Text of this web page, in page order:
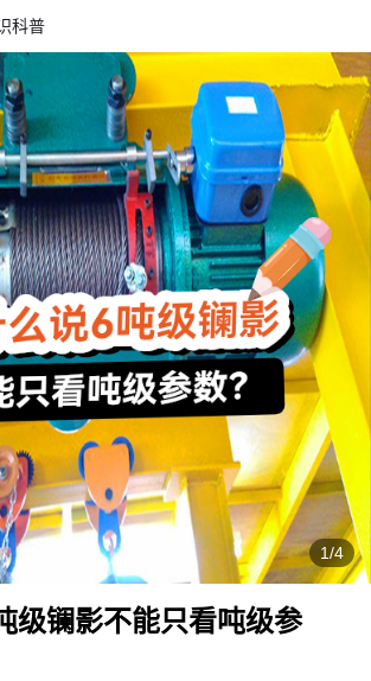
科普
1/4
级镧影不能只看吨级参